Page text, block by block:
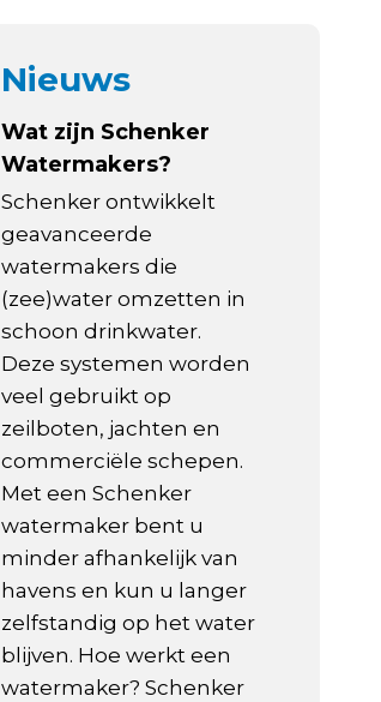
Nieuws
Wat zijn Schenker
Watermakers?
Schenker ontwikkelt
geavanceerde
watermakers die
(zee)water omzetten in
schoon drinkwater.
Deze systemen worden
veel gebruikt op
zeilboten, jachten en
commerciële schepen.
Met een Schenker
watermaker bent u
minder afhankelijk van
havens en kun u langer
zelfstandig op het water
blijven. Hoe werkt een
watermaker? Schenker